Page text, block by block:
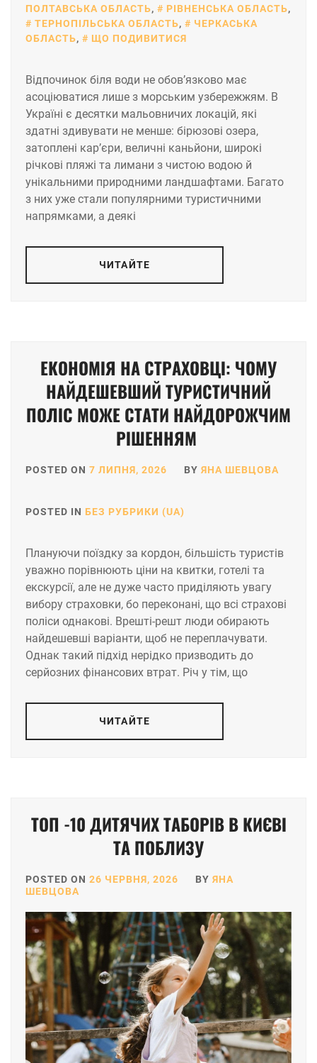
ПОЛТАВСЬКА ОБЛАСТЬ, РІВНЕНСЬКА ОБЛАСТЬ,
ТЕРНОПІЛЬСЬКА ОБЛАСТЬ,
ЧЕРКАСЬКА
ОБЛАСТЬ, ЩО ПОДИВИТИСЯ
Відпочинок біля води не обов’язково має
асоціюватися лише з морським узбережжям. В
Україні є десятки мальовничих локацій, які
здатні здивувати не менше: бірюзові озера,
затоплені кар’єри, величні каньйони, широкі
річкові пляжі та лимани з чистою водою й
унікальними природними ландшафтами. Багато
з них уже стали популярними туристичними
напрямками, а деякі
ЧИТАЙТЕ
ЕКОНОМІЯ НА СТРАХОВЦІ: ЧОМУ
НАЙДЕШЕВШИЙ ТУРИСТИЧНИЙ
ПОЛІС МОЖЕ СТАТИ НАЙДОРОЖЧИМ
РІШЕННЯМ
POSTED ON 7 ЛИПНЯ, 2026 BY ЯНА ШЕВЦОВА
POSTED IN БЕЗ РУБРИКИ (UA)
Плануючи поїздку за кордон, більшість туристів
уважно порівнюють ціни на квитки, готелі та
екскурсії, але не дуже часто приділяють увагу
вибору страховки, бо переконані, що всі страхові
поліси однакові. Врешті-решт люди обирають
найдешевші варіанти, щоб не переплачувати.
Однак такий підхід нерідко призводить до
серйозних фінансових втрат. Річ у тім, що
ЧИТАЙТЕ
ТОП -10 ДИТЯЧИХ ТАБОРІВ В КИЄВІ
ТА ПОБЛИЗУ
POSTED ON 26 ЧЕРВНЯ, 2026 BY ЯНА
ШЕВЦОВА